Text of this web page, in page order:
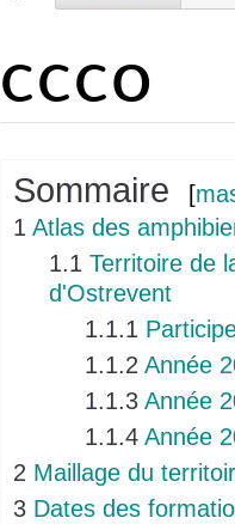
CCCO
Sommaire [
1 Atlas des
1.1 Territoire de
d'Ostrevent
1.1.1
1.1.2 Année
1.1.3 Année
1.1.4 Année
2 Maillage du
3 Dates des